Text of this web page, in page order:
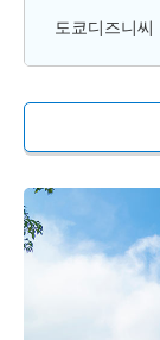
도쿄디즈니씨